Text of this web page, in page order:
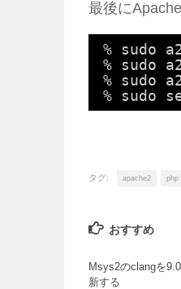
最後に
% sudo
% sudo
% sudo
% sudo
タグ: apache2 php
おすすめ
Msys2のclangを
新する